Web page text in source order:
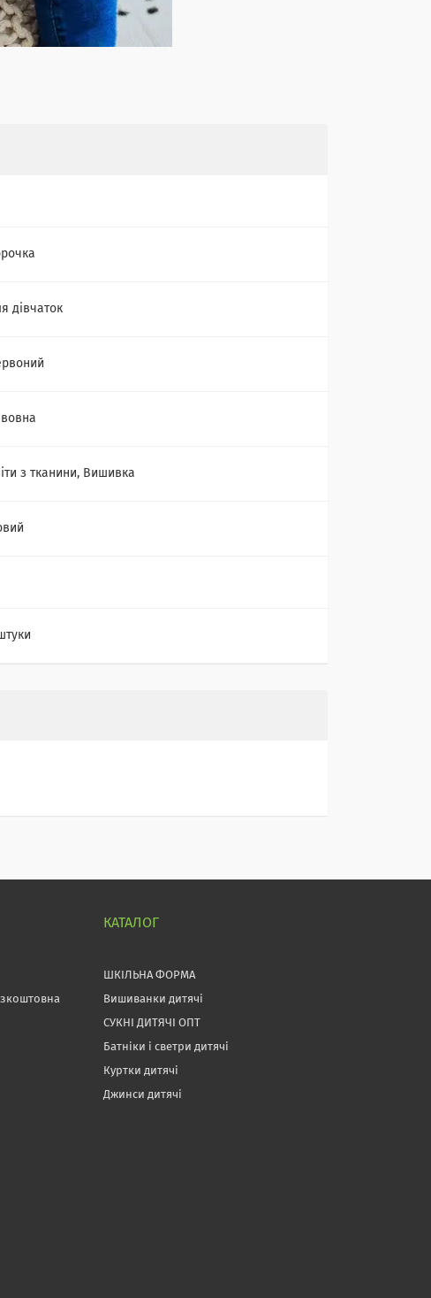
дівчаток
з тканини, Вишивка
КАТАЛОГ
ШКІЛЬНА ФОРМА
Вишиванки дитячі
СУКНІ ДИТЯЧІ ОПТ
Батніки і светри дитячі
Куртки дитячі
Джинси дитячі